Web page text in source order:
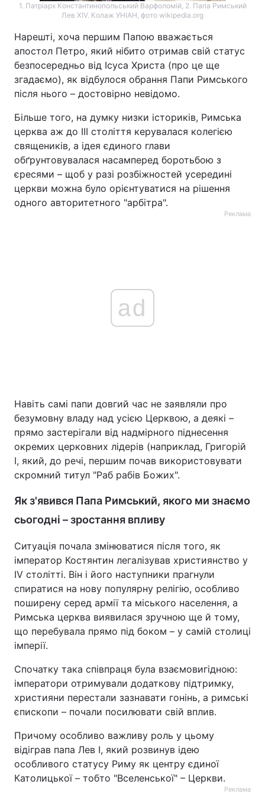
1. Патріарх Константинопольський Варфоломій, 2. Папа Римський
Лев XIV. Колаж УНІАН, фото wikipedia.org
Нарешті, хоча першим Папою вважається
апостол Петро, який нібито отримав свій статус
безпосередньо від Ісуса Христа (про це ще
згадаємо), як відбулося обрання Папи Римського
після нього – достовірно невідомо.
Більше того, на думку низки істориків, Римська
церква аж до III століття керувалася колегією
священиків, а ідея єдиного глави
обґрунтовувалася насамперед боротьбою з
єресями – щоб у разі розбіжностей усередині
церкви можна було орієнтуватися на рішення
одного авторитетного "арбітра".
Реклама
ad
Навіть самі папи довгий час не заявляли про
безумовну владу над усією Церквою, а деякі –
прямо застерігали від надмірного піднесення
окремих церковних лідерів (наприклад, Григорій
I, який, до речі, першим почав використовувати
скромний титул "Раб рабів Божих".
Як з'явився Папа Римський, якого ми знаємо
сьогодні – зростання впливу
Ситуація почала змінюватися після того, як
імператор Костянтин легалізував християнство у
IV столітті. Він і його наступники прагнули
спиратися на нову популярну релігію, особливо
поширену серед армії та міського населення, а
Римська церква виявилася зручною ще й тому,
що перебувала прямо під боком – у самій столиці
імперії.
Спочатку така співпраця була взаємовигідною:
імператори отримували додаткову підтримку,
християни перестали зазнавати гонінь, а римські
єпископи – почали посилювати свій вплив.
Причому особливо важливу роль у цьому
відіграв папа Лев I, який розвинув ідею
особливого статусу Риму як центру єдиної
Католицької – тобто "Вселенської" – Церкви.
Реклама